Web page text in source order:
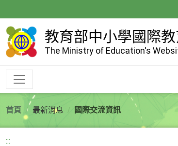
到
主
內
教育部中小學國際
The Ministry of Education's
首頁 最新消息 國際交流資訊
:::